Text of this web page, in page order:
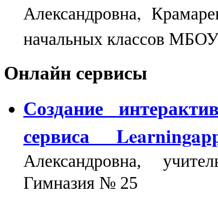
Александровна,
начальных классов
Онлайн сервисы
Создание
сервиса
Александровна,
Гимназия № 25